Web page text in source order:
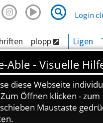
Suche
Suche
Login
plopp Ligen
Schulsport
Einzelsport
Erwachsene